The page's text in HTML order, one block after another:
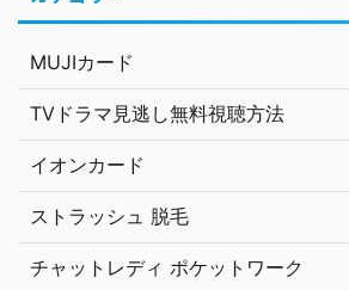
MUJIカード
TVドラマ見逃し無料視聴方法
イオンカード
ストラッシュ 脱毛
チャットレディ ポケットワーク